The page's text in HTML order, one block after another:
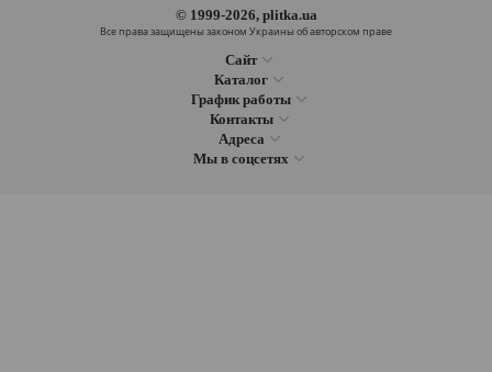
© 1999-2026, plitka.ua
Все права защищены законом Украины об авторском праве
Сайт
Каталог
График работы
Контакты
Адреса
Мы в соцсетях